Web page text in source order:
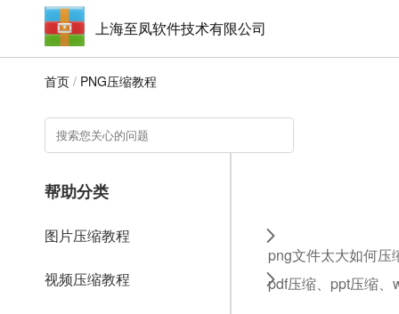
上海至凤软件技术有限公司
首页 / PNG压缩教程
帮助分类
图片压缩教程
视频压缩教程
png文件太大如何压
pdf压缩、ppt压缩